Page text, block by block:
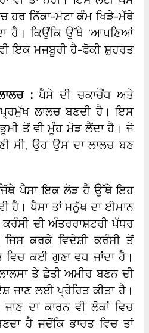
ਹਰ ਨਿੱਕਾ-ਮੋਟਾ ਕੰਮ ਖਿੜੇ-ਮੱਥੇ
ਹੈ। ਕਿਉਂਕਿ ਉੱਥੇ ‘ਆਪਣਿਆਂ
ਇਕ ਮਜਬੂਰੀ ਹੈ-ਫੋਕੀ ਸ਼ੁਹਰਤ
:ਪੈਸੇ ਦੀ ਚਕਾਚੌਂਧ ਅਤੇ
ਪ੍ਰਮੁੱਖ ਲਾਲਚ ਬਣਦੀ ਹੈ। ਇਸ
ਤੋਂ ਵੀ ਮੂੰਹ ਮੋੜ ਲੈਂਦਾ ਹੈ। ਜੋ
ਸੀ, ਉਹ ਉਸ ਦਾ ਲਾਲਚ ਬਣ
ਪੈਸਾ ਇਕ ਲੋੜ ਹੈ ਉੱਥੇ ਇਹ
ਹੈ। ਪੈਸਾ ਤਾਂ ਮਨੁੱਖ ਦਾ ਈਮਾਨ
ਦੀ ਅੰਤਰਰਾਸ਼ਟਰੀ ਪੱਧਰ
ਜਿਸ ਕਰਕੇ ਵਿਦੇਸ਼ੀ ਕਰੰਸੀ ਤੋਂ
ਵਿਚ ਕਈ ਗੁਣਾ ਵਧ ਜਾਂਦਾ ਹੈ।
ਤੇ ਛੇਤੀ ਅਮੀਰ ਬਣਨ ਦੀ
ਜਾਣ ਲਈ ਪ੍ਰੇਰਿਤ ਕੀਤਾ ਹੈ।
ਦਾ ਕਾਰਨ ਵੀ ਲੋਕਾਂ ਵਿਚ
ਹੈ ਜਦੋਂਕਿ ਭਾਰਤ ਵਿਚ ਤਾਂ